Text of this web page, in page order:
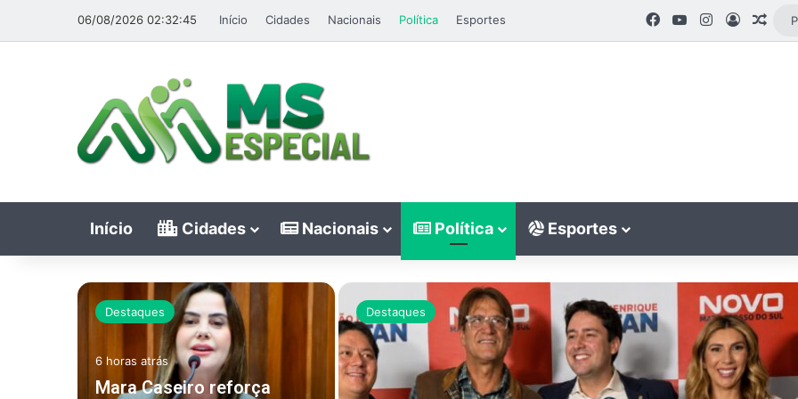
06/08/2026 02:32:45 Início Cidades Nacionais Política Esportes Facebook
YouTubeInstagram
Entrar
Início Cidades Nacionais Política Esportes
Destaques
Destaques
6 horas atrás
Mara Caseiro reforça